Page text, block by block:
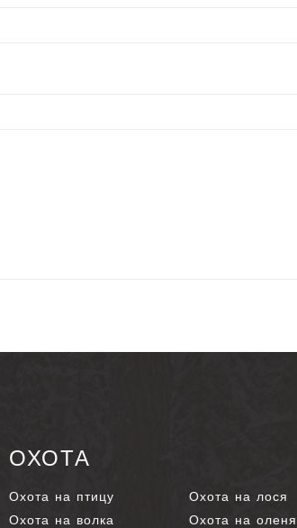
ОХОТА
Охота на птицу
Охота на волка
Охота на лося
Охота на оленя